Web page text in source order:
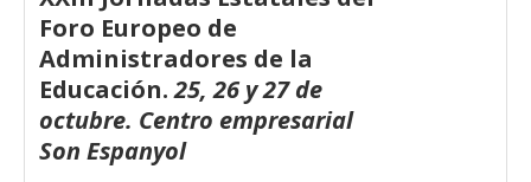
Foro Europeo de
Administradores de la
Educación.25, 26 y 27 de
octubre. Centro empresarial
Son Espanyol